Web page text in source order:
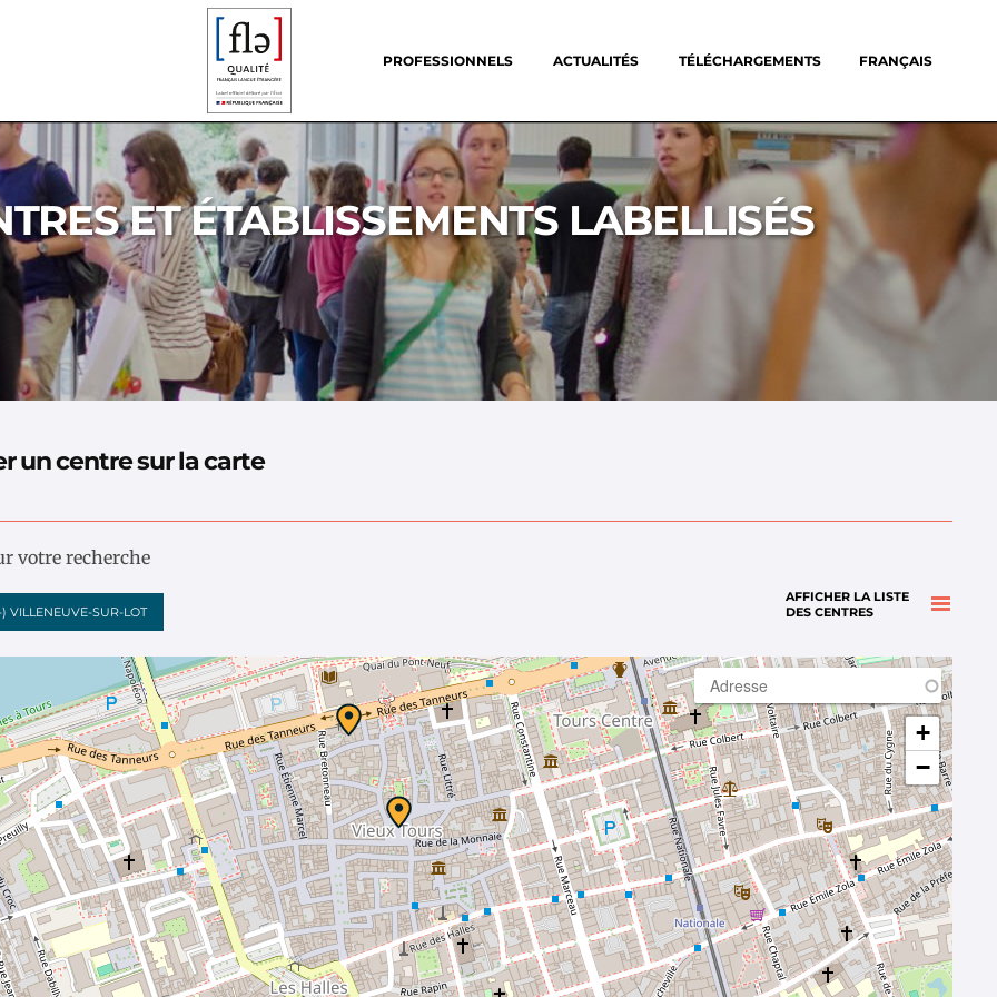
PROFESSIONNELS ACTUALITÉS TÉLÉCHARGEMENTS FRANÇAIS
ET ÉTABLISSEMENTS LABELLISÉS
un centre sur la carte
votre recherche
VILLENEUVE-SUR-LOT
AFFICHER LA LISTE
DES CENTRES
+
−